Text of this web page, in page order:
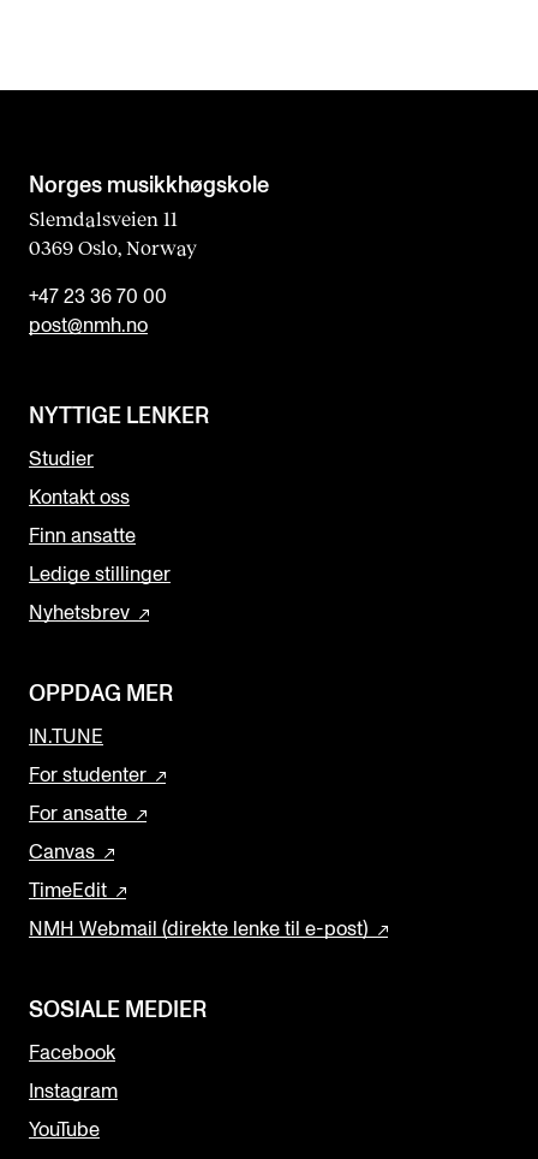
Norges musikk­høgskole
Slemdalsveien 11
0369 Oslo, Norway
+47 23 36 70 00
post@nmh.no
NYTTIGE LENKER
Studier
Kontakt oss
Finn ansatte
Ledige stillinger
Nyhetsbrev
OPPDAG MER
IN.TUNE
For studenter
For ansatte
Canvas
TimeEdit
NMH Webmail (direkte lenke til e-post)
SOSIALE MEDIER
Facebook
Instagram
YouTube